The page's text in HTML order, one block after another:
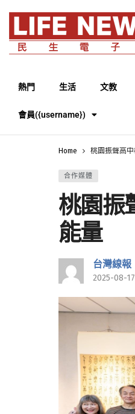
熱門 生活 文教
會員({username})
Home 桃園振聲高
合作媒體
桃園振
能量
台灣線報
2025-08-17